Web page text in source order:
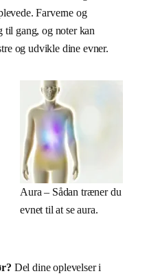
Farverne og
til gang, og noter kan
og udvikle dine evner.
Aura – Sådan træner du
evnet til at se aura.
Del dine oplevelser i